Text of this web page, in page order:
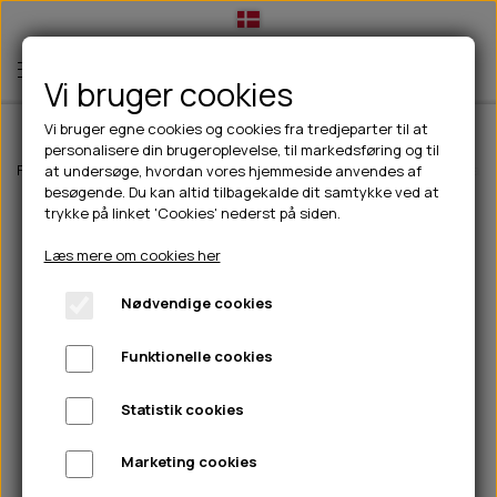
TIL HUND
💧FODER- VANDSKÅLE
CHICOPEE
GODBIDSTASKE
HALSBÅND
🦴 GODBIDDER & SNACKS
🍖 SMAGSVARIANTER
🎾 LEGETØJ
TÆNDER, ØRE, ØJE, POTER & NÆSE
🐾 UDSTYR & KOMFORT
TIL HUNDEEJER
DRIKKEFLASKER/TERMOFLASKER
HUER OG VANTER
PINEWOOD SALES
TIL KAT
TILBUD
NYHEDER
ABONNEMENT
Forside Outdoor Pinewood tøj Dame Pinewood Dog sport
Vi bruger cookies
Vi bruger egne cookies og cookies fra tredjeparter til at
personalisere din brugeroplevelse, til markedsføring og til
at undersøge, hvordan vores hjemmeside anvendes af
besøgende. Du kan altid tilbagekalde dit samtykke ved at
trykke på linket 'Cookies' nederst på siden.
Læs mere om cookies her
Nødvendige cookies
Funktionelle cookies
Statistik cookies
Marketing cookies